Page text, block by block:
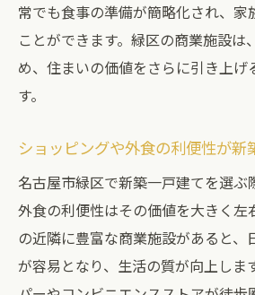
常でも食事の準備が簡略化され、家
ことができます。緑区の商業施設は
め、住まいの価値をさらに引き上げ
す。
ショッピングや外食の利便性が新
名古屋市緑区で新築一戸建てを選ぶ
外食の利便性はその価値を大きく左
の近隣に豊富な商業施設があると、
が容易となり、生活の質が向上しま